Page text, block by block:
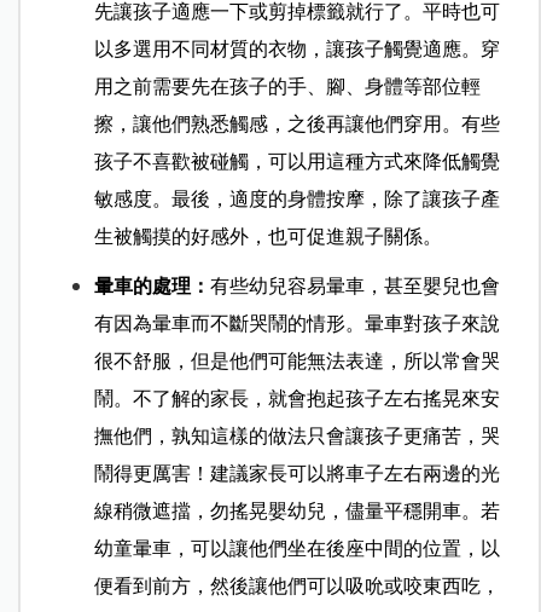
先讓孩子適應一下或剪掉標籤就行了。平時也可
以多選用不同材質的衣物，讓孩子觸覺適應。穿
用之前需要先在孩子的手、腳、身體等部位輕
擦，讓他們熟悉觸感，之後再讓他們穿用。有些
孩子不喜歡被碰觸，可以用這種方式來降低觸覺
敏感度。最後，適度的身體按摩，除了讓孩子產
生被觸摸的好感外，也可促進親子關係。
暈車的處理： 有些幼兒容易暈車，甚至嬰兒也會
有因為暈車而不斷哭鬧的情形。暈車對孩子來說
很不舒服，但是他們可能無法表達，所以常會哭
鬧。不了解的家長，就會抱起孩子左右搖晃來安
撫他們，孰知這樣的做法只會讓孩子更痛苦，哭
鬧得更厲害！建議家長可以將車子左右兩邊的光
線稍微遮擋，勿搖晃嬰幼兒，儘量平穩開車。若
幼童暈車，可以讓他們坐在後座中間的位置，以
便看到前方，然後讓他們可以吸吮或咬東西吃，